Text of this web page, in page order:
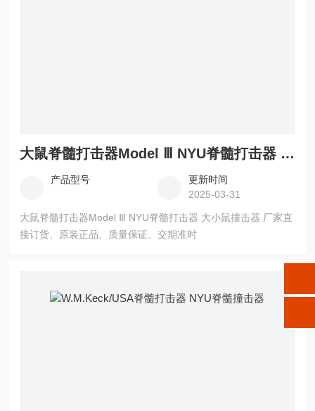
大鼠脊髓打击器Model Ⅲ NYU脊髓打击器 大小鼠撞击器
产品型号
更新时间
2025-03-31
大鼠脊髓打击器Model Ⅲ NYU脊髓打击器 大小鼠撞击器 厂家直
接订货、原装正品、质量保证、交期准时